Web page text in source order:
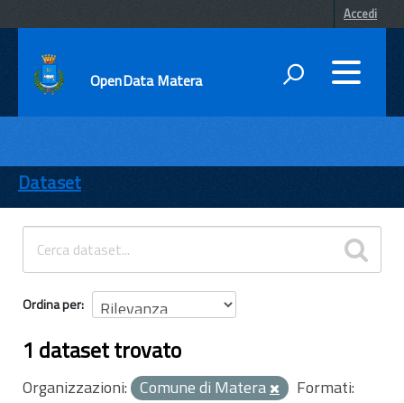
Accedi
OpenData Matera
ENTI
TEMI
INFORMAZIONI
Dataset
Ordina per
1 dataset trovato
Organizzazioni: Comune di Matera
Formati: